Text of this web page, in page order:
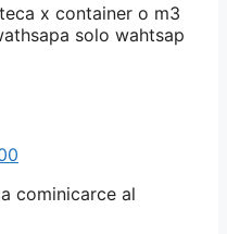
x container o m3
solo wahtsap
cominicarce al